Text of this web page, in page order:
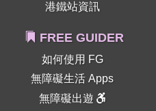
港鐵站資訊
FREE GUIDER
如何使用 FG
無障礙生活 Apps
無障礙出遊